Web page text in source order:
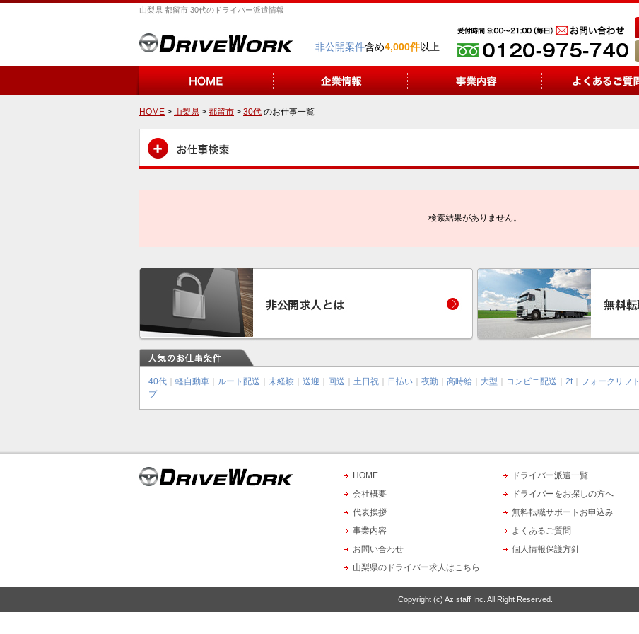
山梨県 都留市 30代のドライバー派遣情報
非公開案件含め4,000件以上
HOME > 山梨県 > 都留市 > 30代 のお仕事一覧
検索結果がありません。
40代 軽自動車 ルート配送 未経験 送迎 回送 土日祝 日払い 夜勤 高時給 大型 コンビニ配送 2t｜ フォークリフト
プ
HOME
会社概要
代表挨拶
事業内容
お問い合わせ
山梨県のドライバー求人はこちら
ドライバー派遣一覧
ドライバーをお探しの方へ
無料転職サポートお申込み
よくあるご質問
個人情報保護方針
Copyright (c) Az staff Inc. All Right Reserved.